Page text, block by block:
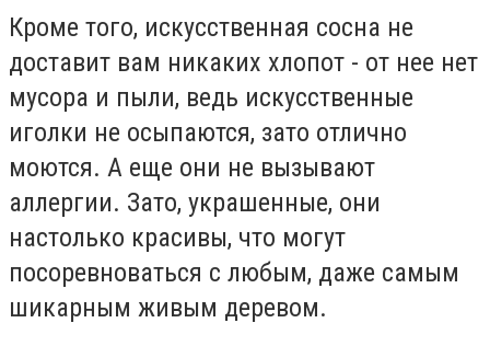
Кроме того, искусственная сосна не
доставит вам никаких хлопот - от нее нет
мусора и пыли, ведь искусственные
иголки не осыпаются, зато отлично
моются. А еще они не вызывают
аллергии. Зато, украшенные, они
настолько красивы, что могут
посоревноваться с любым, даже самым
шикарным живым деревом.